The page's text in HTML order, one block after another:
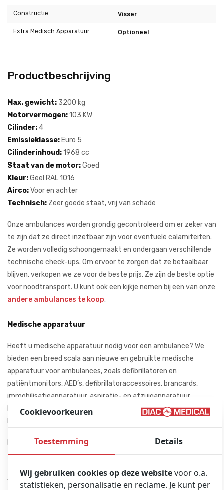
Constructie Visser
Extra Medisch Apparatuur Optioneel
Productbeschrijving
Max. gewicht: 3200 kg
Motorvermogen:103 KW
Cilinder: 4
Emissieklasse:Euro 5
Cilinderinhoud:1968 cc
Staat van de motor:Goed
Kleur:Geel RAL 1016
Airco:Voor en achter
Technisch: Zeer goede staat, vrij van schade
Onze ambulances worden grondig gecontroleerd om er zeker van
te zijn dat ze direct inzetbaar zijn voor eventuele calamiteiten.
Ze worden volledig schoongemaakt en ondergaan verschillende
technische check-ups. Om ervoor te zorgen dat ze betaalbaar
blijven, verkopen we ze voor de beste prijs. Ze zijn de beste optie
voor noodtransport. U kunt ook een kijkje nemen bij een van onze
andere ambulances te koop.
Medische apparatuur
Heeft u medische apparatuur nodig voor een ambulance? We
bieden een breed scala aan nieuwe en gebruikte medische
apparatuur voor ambulances, zoals defibrillatoren en
patiëntmonitors, AED’s, defibrillatoraccessoires, brancards,
immobilisatieapparatuur, aspiratie- en afzuigapparatuur,
beademingsapparatuur, beademingsapparatuur, andere kleine
EMS-apparatuur zoals helmen, tassen en meer.
contactvoor meer informatie.
Vaak samen gekocht met
Cookievoorkeuren
Toestemming Details
Wij gebruiken cookies op deze websitevoor o.a.
statistieken, personalisatie en reclame. Je kunt per